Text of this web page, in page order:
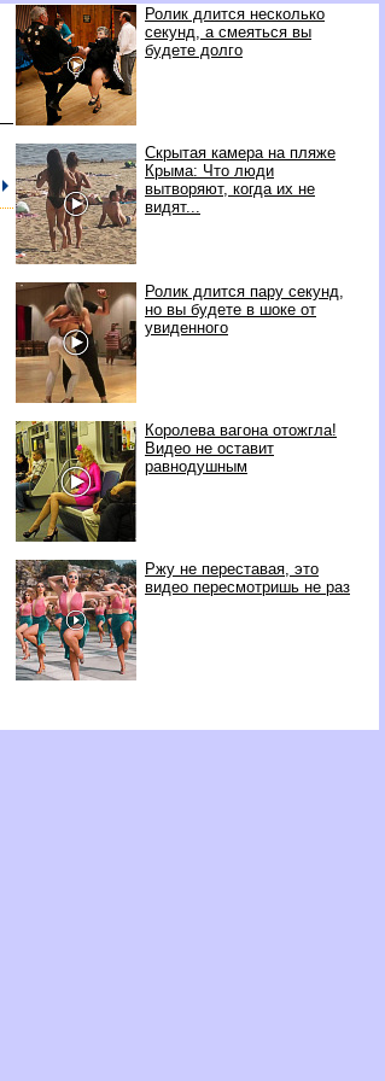
Ролик длится несколько
секунд, а смеяться вы
будете долго
Скрытая камера на пляже
Крыма: Что люди
вытворяют, когда их не
видят...
Ролик длится пару секунд,
но вы будете в шоке от
увиденного
Королева вагона отожгла!
Видео не оставит
равнодушным
Ржу не переставая, это
видео пересмотришь не раз